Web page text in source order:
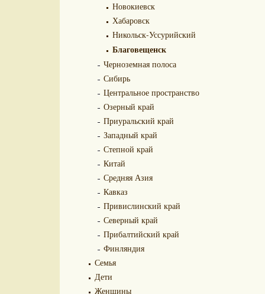
Новокиевск
Хабаровск
Никольск-Уссурийский
Благовещенск
Черноземная полоса
Сибирь
Центральное пространство
Озерный край
Приуральский край
Западный край
Степной край
Китай
Средняя Азия
Кавказ
Привислинский край
Северный край
Прибалтийский край
Финляндия
Семья
Дети
Женщины